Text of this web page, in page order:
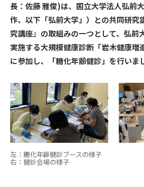
長：佐藤 雅俊)は、国立大学法人弘前
作、以下「弘前大学」）との共同研究
究講座』の取組みの一つとして、弘前
実施する大規模健康診断「岩木健康増
に参加し、「糖化年齢健診」を行いま
左：糖化年齢健診ブースの様子
右：健診会場の様子